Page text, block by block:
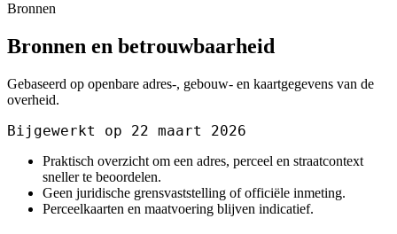
Bronnen
Bronnen en betrouwbaarheid
Gebaseerd op openbare adres-, gebouw- en kaartgegevens van de
overheid.
Bijgewerkt op 22 maart 2026
Praktisch overzicht om een adres, perceel en straatcontext
sneller te beoordelen.
Geen juridische grensvaststelling of officiële inmeting.
Perceelkaarten en maatvoering blijven indicatief.